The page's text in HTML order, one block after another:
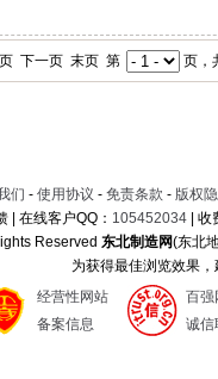
下一页 末页 第 页，
们 - 使用协议 - 免责条款 - 版权
| 在线客户QQ： 105452034 |
Reserved东北制造网(东北
为获得最佳浏览效果
经营性网站
备案信息
百强
诚信